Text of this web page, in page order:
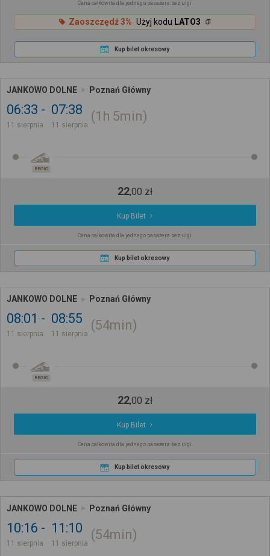
Cena całkowita dla jednego pasażera bez ulgi
Zaoszczędź 3% Użyj kodu LATO3
Kup bilet okresowy
JANKOWO DOLNE Poznań Główny
06:33
11 sierpnia
07:38
11 sierpnia
1h 5min
REGIO
22,00 zł
Kup Bilet
Cena całkowita dla jednego pasażera bez ulgi
Kup bilet okresowy
JANKOWO DOLNE Poznań Główny
08:01
11 sierpnia
08:55
11 sierpnia
54min
REGIO
22,00 zł
Kup Bilet
Cena całkowita dla jednego pasażera bez ulgi
Kup bilet okresowy
JANKOWO DOLNE Poznań Główny
10:16
11 sierpnia
11:10
11 sierpnia
54min